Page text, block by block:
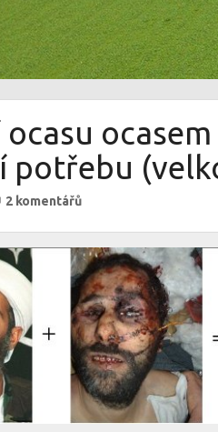
potřebu
2 komentářů